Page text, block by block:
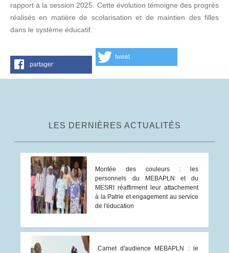
rapport à la session 2025. Cette évolution témoigne des progrès
réalisés en matière de scolarisation et de maintien des filles
dans le système éducatif.
partager
tweet
LES DERNIÈRES ACTUALITÉS
Montée des couleurs : les
personnels du MEBAPLN et du
MESRI réaffirment leur attachement
à la Patrie et engagement au service
de l'éducation
Carnet d'audience MEBAPLN : le